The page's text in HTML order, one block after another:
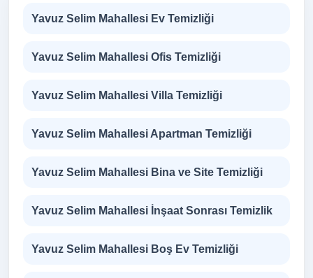
Yavuz Selim Mahallesi Ev Temizliği
Yavuz Selim Mahallesi Ofis Temizliği
Yavuz Selim Mahallesi Villa Temizliği
Yavuz Selim Mahallesi Apartman Temizliği
Yavuz Selim Mahallesi Bina ve Site Temizliği
Yavuz Selim Mahallesi İnşaat Sonrası Temizlik
Yavuz Selim Mahallesi Boş Ev Temizliği